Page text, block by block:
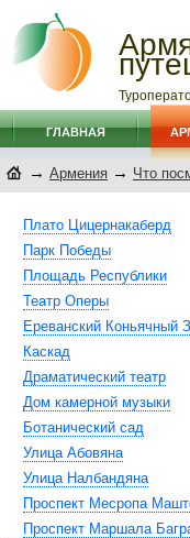
ГЛАВНАЯ
→ Армения → Что
Плато Цицернакаберд
Парк Победы
Площадь Республики
Театр Оперы
Ереванский Коньячный
Каскад
Драматический театр
Дом камерной музыки
Ботанический сад
Улица Абовяна
Улица Налбандяна
Проспект Месропа
Проспект Маршала